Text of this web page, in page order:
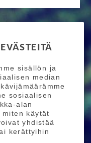
sisällön ja
median
sosiaalisen
alan
käytät
yhdistää
kerättyihin
uusimmat edut